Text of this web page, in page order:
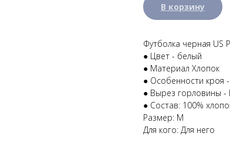
В корзину
Футболка черная US
● Цвет - белый
● Материал Хлопок
● Особенности кроя
● Вырез горловины -
● Состав: 100%
Размер: M
Для кого: Для него